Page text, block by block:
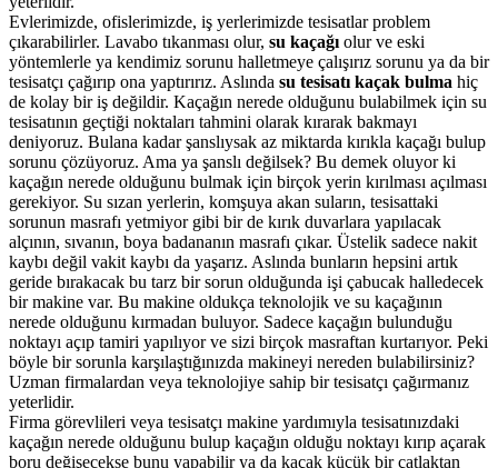
Evlerimizde, ofislerimizde, iş yerlerimizde tesisatlar problem
çıkarabilirler. Lavabo tıkanması olur, su kaçağı olur ve eski
yöntemlerle ya kendimiz sorunu halletmeye çalışırız sorunu ya da bir
tesisatçı çağırıp ona yaptırırız. Aslında su tesisatı kaçak bulma hiç
de kolay bir iş değildir. Kaçağın nerede olduğunu bulabilmek için su
tesisatının geçtiği noktaları tahmini olarak kırarak bakmayı
deniyoruz. Bulana kadar şanslıysak az miktarda kırıkla kaçağı bulup
sorunu çözüyoruz. Ama ya şanslı değilsek? Bu demek oluyor ki
kaçağın nerede olduğunu bulmak için birçok yerin kırılması açılması
gerekiyor. Su sızan yerlerin, komşuya akan suların, tesisattaki
sorunun masrafı yetmiyor gibi bir de kırık duvarlara yapılacak
alçının, sıvanın, boya badananın masrafı çıkar. Üstelik sadece nakit
kaybı değil vakit kaybı da yaşarız. Aslında bunların hepsini artık
geride bırakacak bu tarz bir sorun olduğunda işi çabucak halledecek
bir makine var. Bu makine oldukça teknolojik ve su kaçağının
nerede olduğunu kırmadan buluyor. Sadece kaçağın bulunduğu
noktayı açıp tamiri yapılıyor ve sizi birçok masraftan kurtarıyor. Peki
böyle bir sorunla karşılaştığınızda makineyi nereden bulabilirsiniz?
Uzman firmalardan veya teknolojiye sahip bir tesisatçı çağırmanız
yeterlidir.
Firma görevlileri veya tesisatçı makine yardımıyla tesisatınızdaki
kaçağın nerede olduğunu bulup kaçağın olduğu noktayı kırıp açarak
boru değişecekse bunu yapabilir ya da kaçak küçük bir çatlaktan